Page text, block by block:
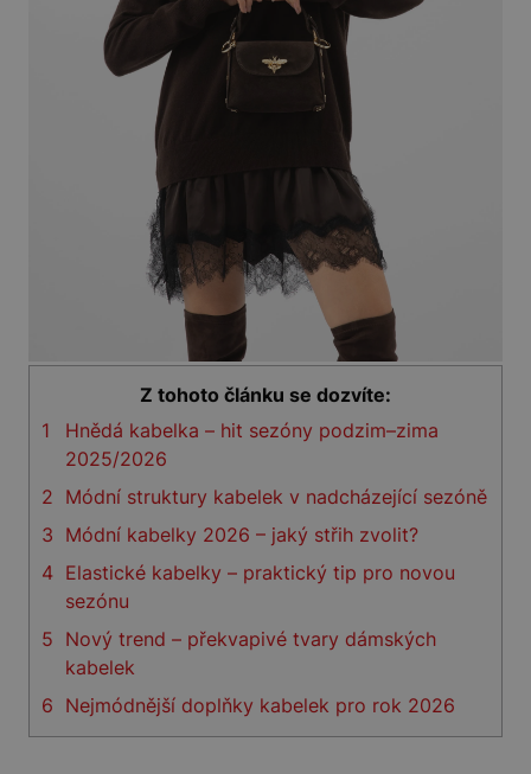
Z tohoto článku se dozvíte:
1
Hnědá kabelka – hit sezóny podzim–zima
2025/2026
2 Módní struktury kabelek v nadcházející sezóně
3 Módní kabelky 2026 – jaký střih zvolit?
4 Elastické kabelky – praktický tip pro novou
sezónu
5 Nový trend – překvapivé tvary dámských
kabelek
6 Nejmódnější doplňky kabelek pro rok 2026